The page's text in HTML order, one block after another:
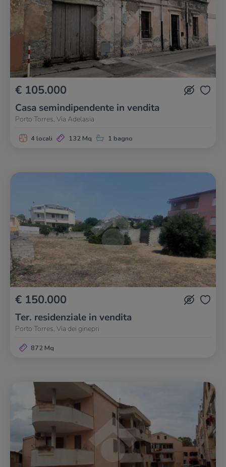
€ 105.000
Casa semindipendente in vendita
Porto Torres, Via Adelasia
4 locali 132 Mq 1 bagno
€ 150.000
Ter. residenziale in vendita
Porto Torres, Via dei ginepri
872 Mq